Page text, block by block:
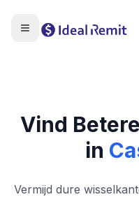
Vind Betere
in
Vermijd dure